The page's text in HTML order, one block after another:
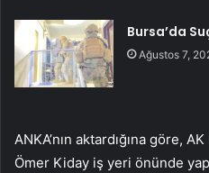
Bursa’da
Ağustos 7,
ANKA’nın aktardığına göre,
Ömer Kiday iş yeri önünde